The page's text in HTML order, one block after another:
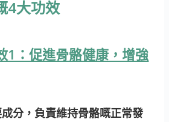
4大功效
1：促進骨骼健康，增強
分，負責維持骨骼嘅正常發